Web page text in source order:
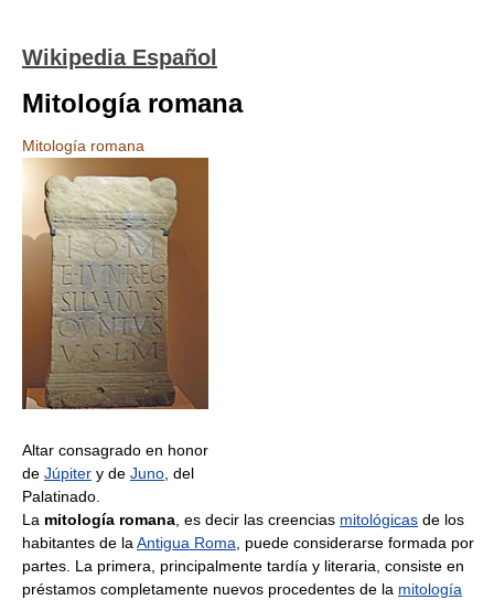
Wikipedia Español
Mitología romana
Mitología romana
Altar consagrado en honor
de Júpiter y de Juno , del
Palatinado.
La mitología romana , es decir las creencias mitológicas de los
habitantes de la Antigua Roma , puede considerarse formada por
partes. La primera, principalmente tardía y literaria, consiste en
préstamos completamente nuevos procedentes de la mitología